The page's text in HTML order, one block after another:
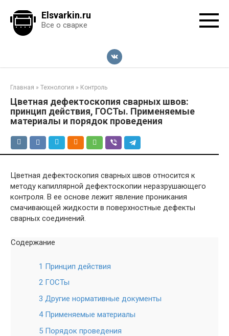
контенту
Elsvarkin.ru
Все о сварке
Главная » Технология » Контроль
Цветная дефектоскопия сварных швов:
принцип действия, ГОСТы. Применяемые
материалы и порядок проведения
Цветная дефектоскопия сварных швов относится к
методу капиллярной дефектоскопии неразрушающего
контроля. В ее основе лежит явление проникания
смачивающей жидкости в поверхностные дефекты
сварных соединений.
Содержание
1 Принцип действия
2 ГОСТы
3 Другие нормативные документы
4 Применяемые материалы
5 Порядок проведения